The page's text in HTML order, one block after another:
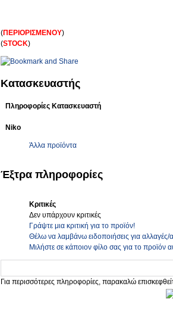
(ΠΕΡΙΟΡΙΣΜΕΝΟΥ)
(STOCK)
Κατασκευαστής
Πληροφορίες Κατασκευαστή
Niko
Άλλα προϊόντα
Έξτρα πληροφορίες
Κριτικές
Δεν υπάρχουν κριτικές
Γράψτε μια κριτική για το προϊόν!
Θέλω να λαμβάνω ειδοποιήσεις για αλλαγές/
Μιλήστε σε κάποιον φίλο σας για το προϊόν
Για περισσότερες πληροφορίες, παρακαλώ